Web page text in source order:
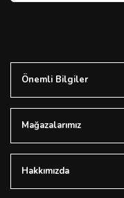
Önemli Bilgiler
Mağazalarımız
Hakkımızda